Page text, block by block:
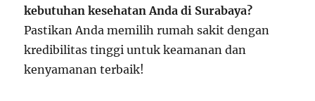
kebutuhan kesehatan Anda di Surabaya?
Pastikan Anda memilih rumah sakit dengan
kredibilitas tinggi untuk keamanan dan
kenyamanan terbaik!